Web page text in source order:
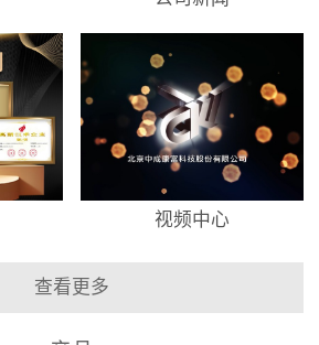
视频中心
查看更多